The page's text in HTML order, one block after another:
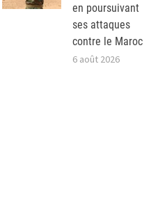
en poursuivant
ses attaques
contre le Maroc
6 août 2026